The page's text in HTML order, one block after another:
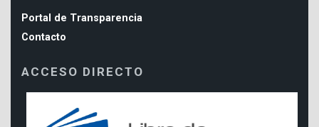
Portal de Transparencia
Contacto
ACCESO DIRECTO